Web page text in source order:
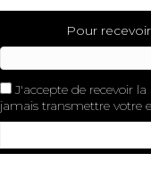
Pour
J'accepte de recevoir
jamais transmettre votre